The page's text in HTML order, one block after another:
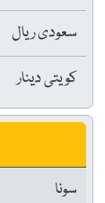
سعودی ریال
کویتی دینار
سونا